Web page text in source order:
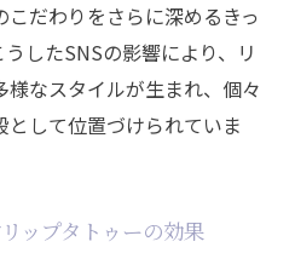
だわりをさらに深めるきっ
したSNSの影響により、リ
様なスタイルが生まれ、個々
して位置づけられていま
ップタトゥーの効果